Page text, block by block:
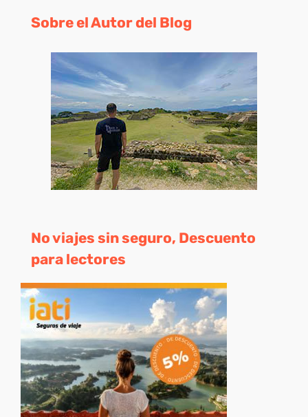
Sobre el Autor del Blog
No viajes sin seguro, Descuento
para lectores